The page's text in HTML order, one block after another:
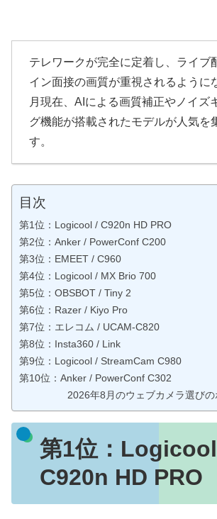
テレワークが完全に定着し、ライブ
イン面接の画質が重視されるように
月現在、AIによる画質補正やノイズ
グ機能が搭載されたモデルが人気を
す。
目次
第1位：Logicool / C920n HD PRO
第2位：Anker / PowerConf C200
第3位：EMEET / C960
第4位：Logicool / MX Brio 700
第5位：OBSBOT / Tiny 2
第6位：Razer / Kiyo Pro
第7位：エレコム / UCAM-C820
第8位：Insta360 / Link
第9位：Logicool / StreamCam C980
第10位：Anker / PowerConf C302
2026年8月のウェブカメラ選びの
第1位：
C920n HD PRO